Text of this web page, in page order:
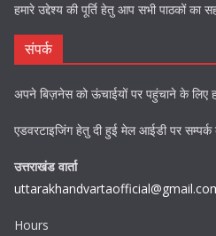
हमारे उद्देश्य की पूर्ति हेतु आप सभी पाठकों का
संपर्क
अपने बिज़नेस को ऊंचाईयों पर पहुंचाने के लिए
एडवरटाइजिंग हेतु दी हुई मेल आईडी पर सम्पर्क
उत्तराखंड वार्ता
Hours